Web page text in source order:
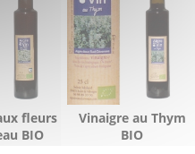
fleurs
BIO
Vinaigre au Thym
BIO